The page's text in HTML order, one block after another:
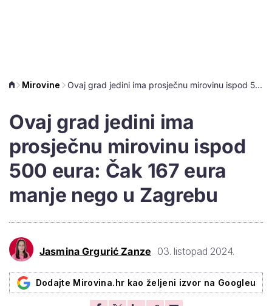
Mirovine Ovaj grad jedini ima prosječnu mirovinu ispod 500 eura: Čak 167 eura manje nego u Zagrebu
Ovaj grad jedini ima
prosječnu mirovinu ispod
500 eura: Čak 167 eura
manje nego u Zagrebu
Jasmina Grgurić Zanze 03. listopad 2024.
Dodajte Mirovina.hr kao željeni izvor na Googleu